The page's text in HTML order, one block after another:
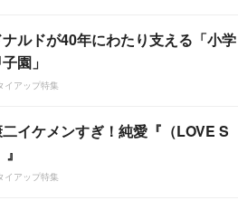
ルドが40年にわたり支える「小学
園」
イアップ特集
イケメンすぎ！純愛『（LOVE S
イアップ特集